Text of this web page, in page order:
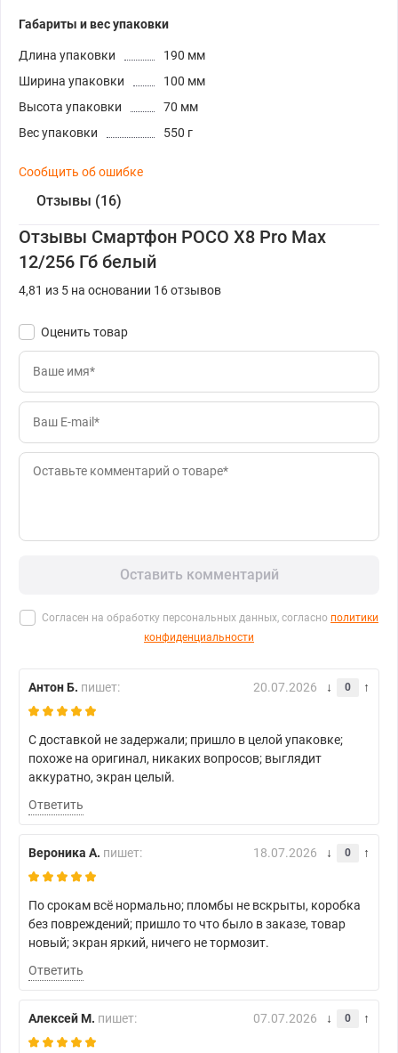
Габариты и вес упаковки
Длина упаковки
190 мм
Ширина упаковки
100 мм
Высота упаковки
70 мм
Вес упаковки
550 г
Сообщить об ошибке
Отзывы (16)
Отзывы Смартфон POCO X8 Pro Max
12/256 Гб белый
4,81 из 5 на основании 16 отзывов
Оценить товар
Оставить комментарий
Согласен на обработку персональных данных, согласно политики
конфиденциальности
Антон Б. пишет: 20.07.2026 0
С доставкой не задержали; пришло в целой упаковке;
похоже на оригинал, никаких вопросов; выглядит
аккуратно, экран целый.
Ответить
Вероника А. пишет: 18.07.2026 0
По срокам всё нормально; пломбы не вскрыты, коробка
без повреждений; пришло то что было в заказе, товар
новый; экран яркий, ничего не тормозит.
Ответить
Алексей М. пишет: 07.07.2026 0